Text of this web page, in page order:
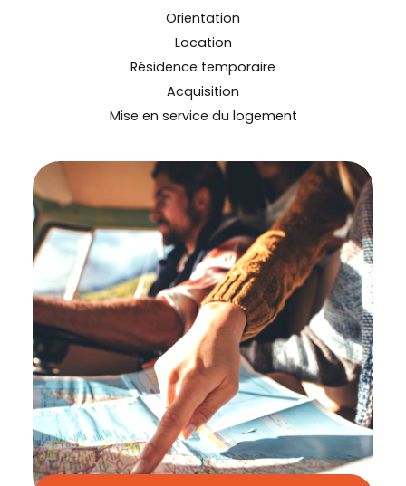
Orientation
Location
Résidence temporaire
Acquisition
Mise en service du logement